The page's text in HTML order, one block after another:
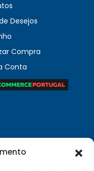
Desejos
Compra
Conta